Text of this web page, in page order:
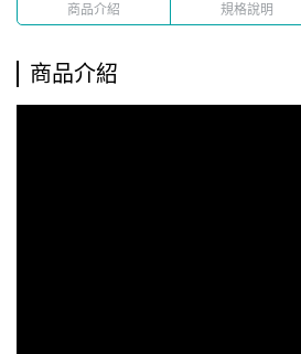
商品介紹 規格說明
商品介紹